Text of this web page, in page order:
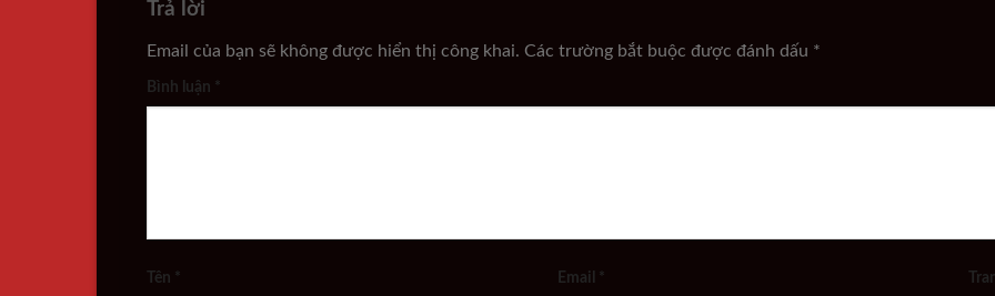
Trả lời
Email của bạn sẽ không được hiển thị công khai. Các trường bắt buộc được đánh dấu *
Bình luận *
Tên * Email *